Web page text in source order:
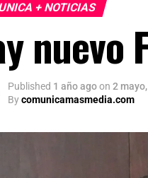
+ NOTICIAS
nuevo
Published 1 año agoon 2
Bycomunicamasmedia.com